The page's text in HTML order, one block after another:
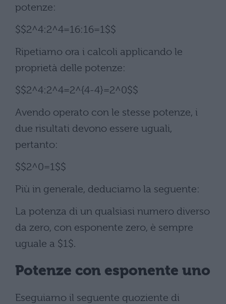
potenze:
$$2^4:2^4=16:16=1$$
Ripetiamo ora i calcoli applicando le
proprietà delle potenze:
$$2^4:2^4=2^{4-4}=2^0$$
Avendo operato con le stesse potenze, i
due risultati devono essere uguali,
pertanto:
$$2^0=1$$
Più in generale, deduciamo la seguente:
La potenza di un qualsiasi numero diverso
da zero, con esponente zero, è sempre
uguale a $1$.
Potenze con esponente uno
Eseguiamo il seguente quoziente di